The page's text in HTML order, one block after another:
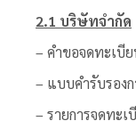
2.1 บริษัทจำกัด
– คำขอจดทะเบี
– แบบคำรับรอง
– รายการจดทะ